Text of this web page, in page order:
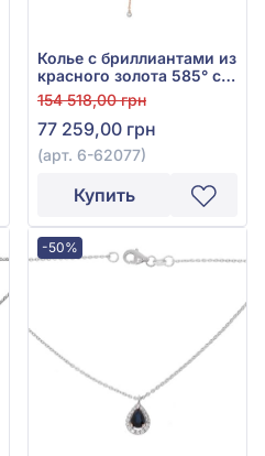
Колье с бриллиантами из
красного золота 585° с
бриллиантом 0,37ct, арт.
6-62077
154 518,00 грн
77 259,00 грн
(арт. 6-62077)
Купить
-50%